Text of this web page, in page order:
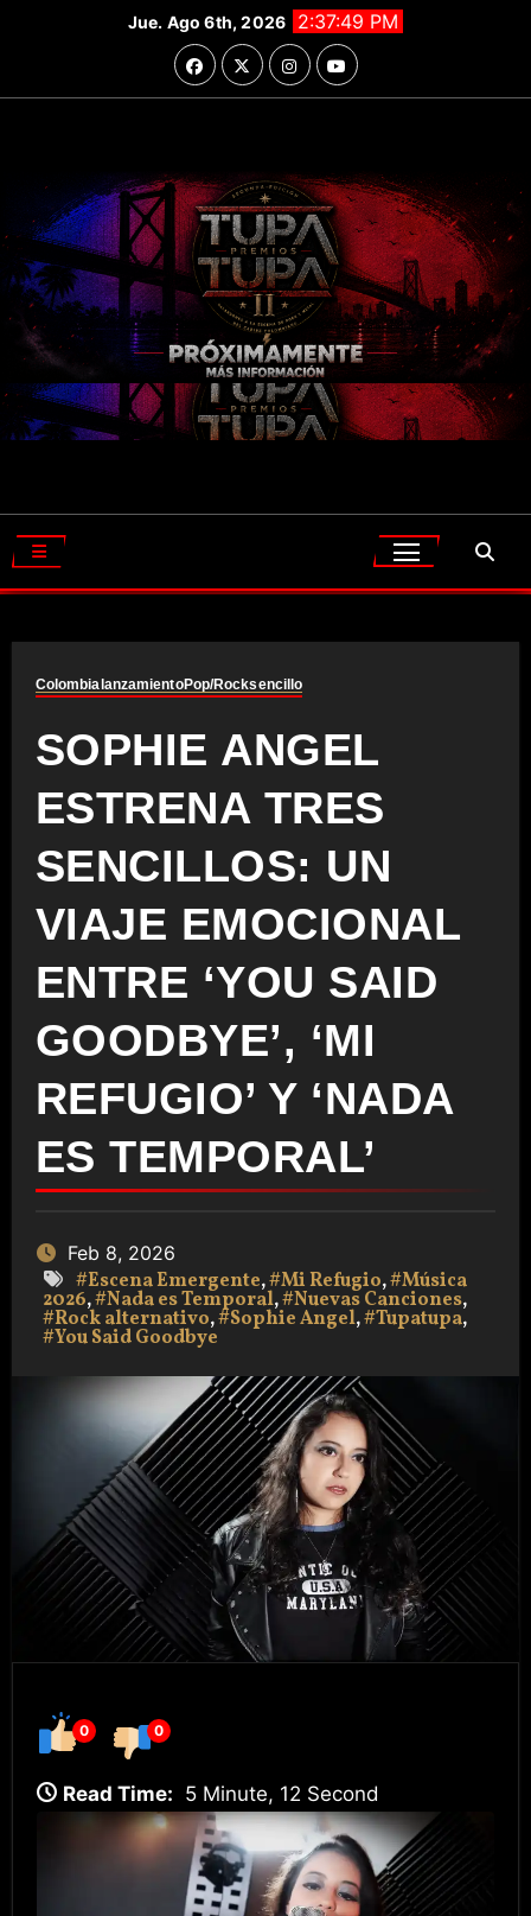
Jue. Ago 6th, 2026 2:37:50 PM
ColombialanzamientoPop/Rocksencillo
SOPHIE ANGEL
ESTRENA TRES
SENCILLOS: UN
VIAJE EMOCIONAL
ENTRE ‘YOU SAID
GOODBYE’, ‘MI
REFUGIO’ Y ‘NADA
ES TEMPORAL’
Feb 8, 2026
#Escena Emergente,#Mi Refugio,#Música
2026,#Nada es Temporal,#Nuevas Canciones,
#Rock alternativo,#Sophie Angel,#Tupatupa,
#You Said Goodbye
0 0
Read Time: 5 Minute, 12 Second